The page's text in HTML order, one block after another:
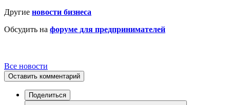
Другие новости бизнеса
Обсудить на форуме для предпринимателей
Все новости
Оставить комментарий
Поделиться